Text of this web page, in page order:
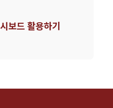
보드 활용하기